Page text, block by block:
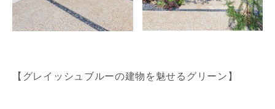
【グレイッシュブルーの建物を魅せるグリーン】